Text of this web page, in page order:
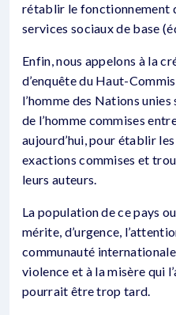
rétablir le fonctionnement
services sociaux de base
Enfin, nous appelons à la
d’enquête du Haut-
l’homme des Nations
de l’homme commises
aujourd’hui, pour établir
exactions commises et
leurs auteurs.
La population de ce pays
mérite, d’urgence,
communauté
violence et à la misère qui
pourrait être trop tard.